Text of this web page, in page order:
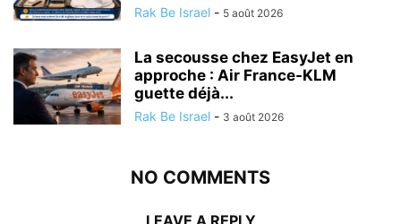
Rak Be Israel - 5 août 2026
La secousse chez EasyJet en
approche : Air France-KLM
guette déjà...
Rak Be Israel - 3 août 2026
NO COMMENTS